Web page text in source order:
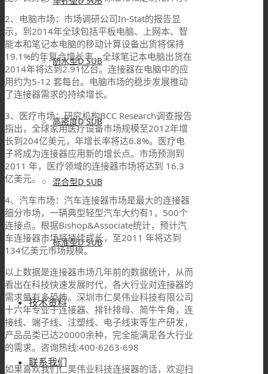
防水型D SUB
高密度D SUB
混合型D SUB
标准型D SUB
技术资料
联系我们
2、电脑市场：市场调研公司In-Stat的报告显
示，到2014年全球包括平板电脑、上网本、智
能本和笔记本电脑的移动计算设备出货将保持
19.1%的年复合增长率。全球笔记本电脑出货在
2014年将达到2.91亿台。连接器在电脑中的应
用约为5-12 套每台。电脑市场的稳步发展推动
了连接器需求的持续增长。
3、医疗市场：研究机构BCC Research调查报告
指出，全球家用医疗设备市场规模至2012年增
长到204亿美元，年增长率将达6.8%。医疗电
子将成为连接器应用新的增长点。市场预测到
2011 年，医疗领域的连接器市场将达到 16.3
亿美元。
4、汽车市场：汽车连接器市场是最大的连接器
细分市场，一辆典型轻型汽车大约有1，500个
连接点。根据Bishop&Associate统计，预计汽
车连接器市场将持续成长，至2011 年将达到
134亿美元市场规模。
以上数据是连接器市场几年前的数据统计，从而
看出在科技快速发展时代，各大行业对连接器的
需求量有多恐怖。深圳市仁昊伟业科技有限公司
十六年专业于连接器、排针排母、简牛牛角，连
接线、端子线、注塑线、电子线束等生产研发，
产品品类已达20000余种，完全能满足各大行业
的需求。咨询热线:400-6263-698
如果喜欢我们仁昊伟业科技连接器的话，欢迎扫